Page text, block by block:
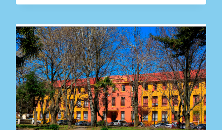
DER
ESCUELA
COLONIA
ÁRABE,
LOS
ÁNGELES,
20.
AUGUST
2019